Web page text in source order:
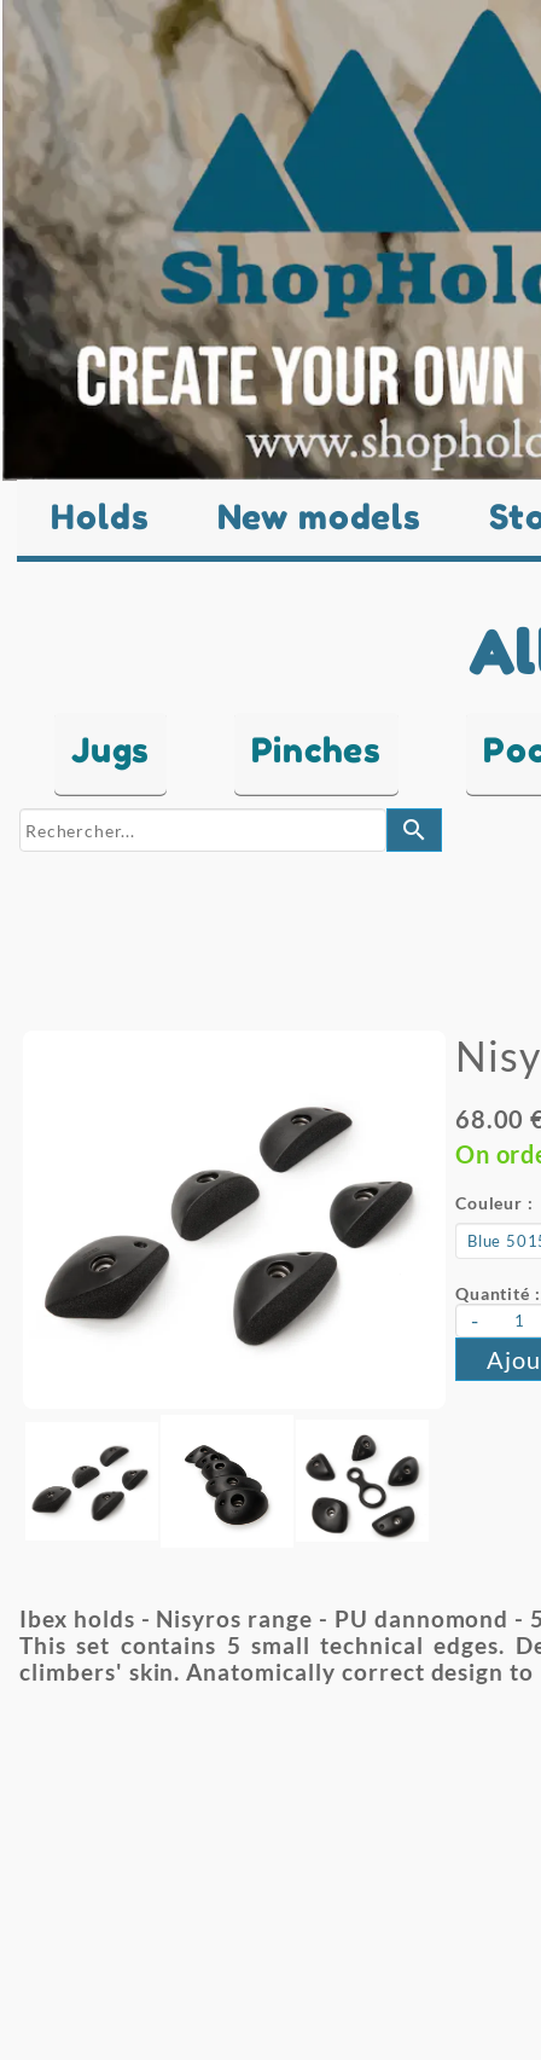
Holds New models
Jugs Pinches
search
68.00
On
Couleur :
Quantité :
-
Ibex holds - Nisyros range - PU dannomond -
This set contains 5 small technical edges.
climbers' skin. Anatomically correct design